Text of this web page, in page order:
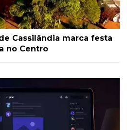
Cassilândia marca festa
no Centro